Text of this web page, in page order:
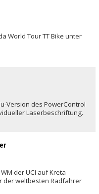
World Tour TT Bike unter
Version des PowerControl
Laserbeschriftung.
der UCI auf Kreta
der weltbesten Radfahrer